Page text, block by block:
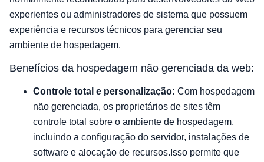
experientes ou administradores de sistema que possuem
experiência e recursos técnicos para gerenciar seu
ambiente de hospedagem.
Benefícios da hospedagem não gerenciada da web:
Controle total e personalização: Com hospedagem
não gerenciada, os proprietários de sites têm
controle total sobre o ambiente de hospedagem,
incluindo a configuração do servidor, instalações de
software e alocação de recursos.Isso permite que